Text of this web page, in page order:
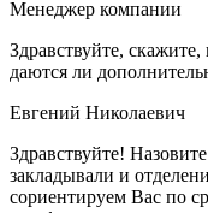
Менеджер компании
Здравствуйте,
даются ли
Евгений Николаевич
Здравствуйте!
закладывали и
сориентируем Вас по